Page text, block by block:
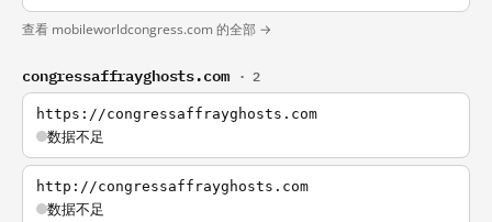
查看 mobileworldcongress.com 的全部 →
congressaffrayghosts.com · 2
https://congressaffrayghosts.com
数据不足
http://congressaffrayghosts.com
数据不足